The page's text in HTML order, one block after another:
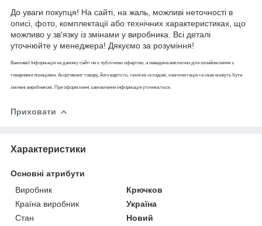
До уваги покупця! На сайті, на жаль, можливі неточності в
описі, фото, комплектації або технічних характеристиках, що
можливо у зв'язку із змінами у виробника. Всі деталі
уточнюйте у менеджера! Дякуємо за розуміння!
Важливо! Інформація на даному сайті не є публічною офертою, а наведена виключно для ознайомлення з
товарними позиціями. Асортимент товару, його вартість, технічні складові, комплектація та інше можуть бути
змінені виробником. При оформленні замовлення інформація уточнюється.
Приховати
Характеристики
Основні атрибути
Виробник
Крючков
Країна виробник
Україна
Стан
Новий